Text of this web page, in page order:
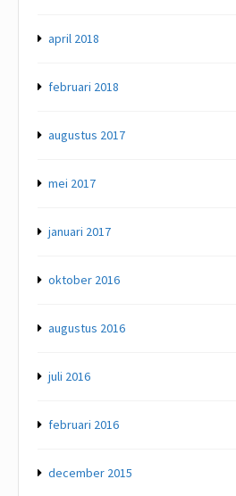
april 2018
februari 2018
augustus 2017
mei 2017
januari 2017
oktober 2016
augustus 2016
juli 2016
februari 2016
december 2015